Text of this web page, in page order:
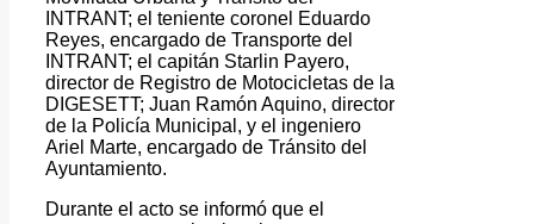
INTRANT; el teniente coronel Eduardo
Reyes, encargado de Transporte del
INTRANT; el capitán Starlin Payero,
director de Registro de Motocicletas de la
DIGESETT; Juan Ramón Aquino, director
de la Policía Municipal, y el ingeniero
Ariel Marte, encargado de Tránsito del
Ayuntamiento.
Durante el acto se informó que el